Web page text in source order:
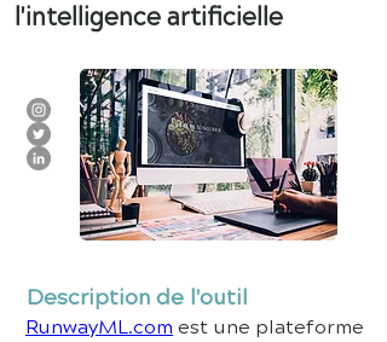
l'intelligence artificielle
Description de l'outil
RunwayML.com est une plateforme